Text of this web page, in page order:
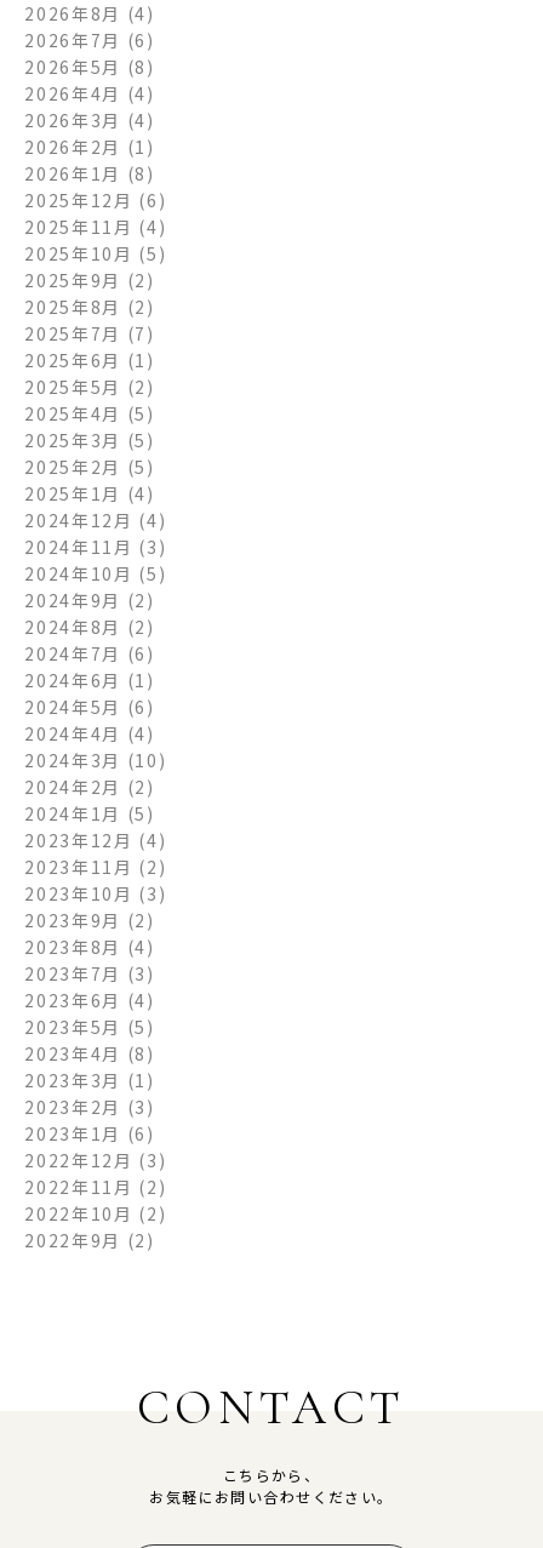
2026年8月 (4)
2026年7月 (6)
2026年5月 (8)
2026年4月 (4)
2026年3月 (4)
2026年2月 (1)
2026年1月 (8)
2025年12月 (6)
2025年11月 (4)
2025年10月 (5)
2025年9月 (2)
2025年8月 (2)
2025年7月 (7)
2025年6月 (1)
2025年5月 (2)
2025年4月 (5)
2025年3月 (5)
2025年2月 (5)
2025年1月 (4)
2024年12月 (4)
2024年11月 (3)
2024年10月 (5)
2024年9月 (2)
2024年8月 (2)
2024年7月 (6)
2024年6月 (1)
2024年5月 (6)
2024年4月 (4)
2024年3月 (10)
2024年2月 (2)
2024年1月 (5)
2023年12月 (4)
2023年11月 (2)
2023年10月 (3)
2023年9月 (2)
2023年8月 (4)
2023年7月 (3)
2023年6月 (4)
2023年5月 (5)
2023年4月 (8)
2023年3月 (1)
2023年2月 (3)
2023年1月 (6)
2022年12月 (3)
2022年11月 (2)
2022年10月 (2)
2022年9月 (2)
CONTACT
こちらから、
お気軽にお問い合わせください。